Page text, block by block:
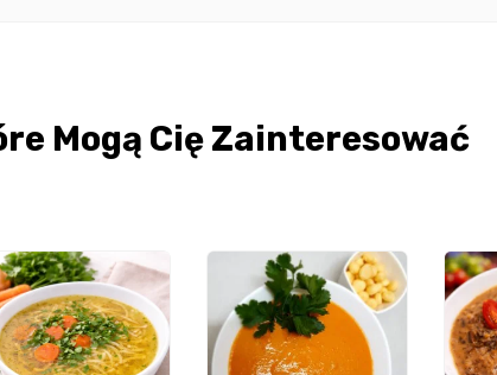
Mogą Cię Zainteresować